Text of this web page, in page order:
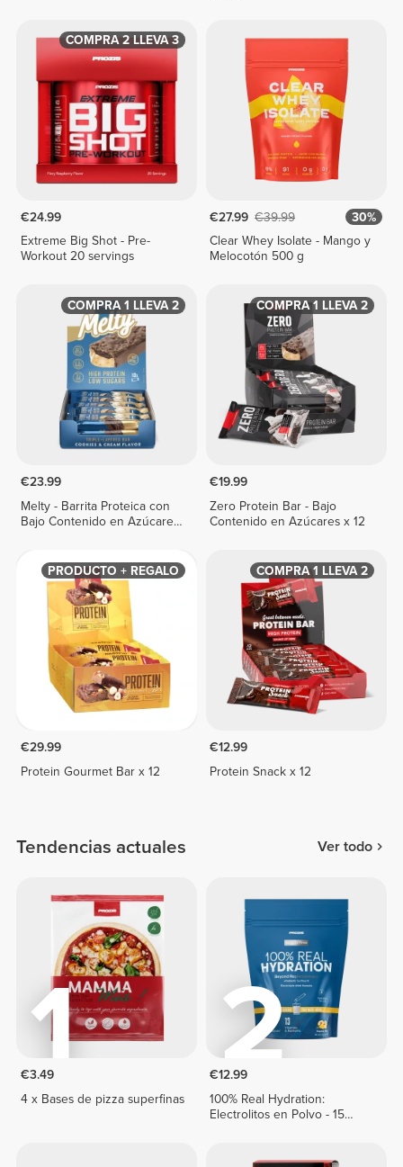
COMPRA 2 LLEVA 3
€24.99
Extreme Big Shot - Pre-
Workout 20 servings
€27.99 €39.99
30%
Clear Whey Isolate - Mango y
Melocotón 500 g
COMPRA 1 LLEVA 2
€23.99
Melty - Barrita Proteica con
Bajo Contenido en Azúcares
COMPRA 1 LLEVA 2
€19.99
Zero Protein Bar - Bajo
Contenido en Azúcares x 12
PRODUCTO + REGALO
€29.99
Protein Gourmet Bar x 12
COMPRA 1 LLEVA 2
€12.99
Protein Snack x 12
Tendencias actuales Ver todo
1
€3.49
4 x Bases de pizza superfinas
2
€12.99
100% Real Hydration:
Electrolitos en Polvo - 15